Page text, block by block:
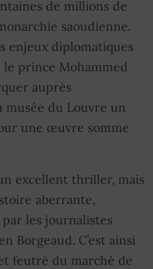
de millions de
saoudienne.
enjeux diplomatiques
le prince Mohammed
auprès
musée du Louvre un
une œuvre somme
excellent thriller, mais
aberrante,
les journalistes
Borgeaud. C’est ainsi
feutré du marché de